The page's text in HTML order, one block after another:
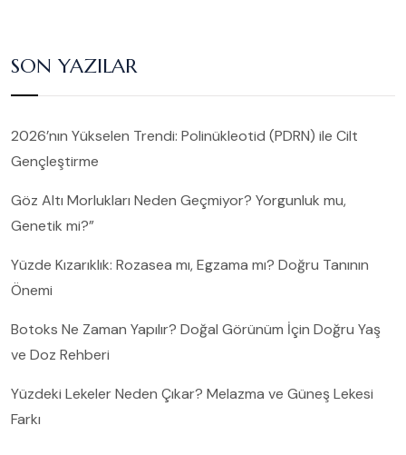
SON YAZILAR
2026’nın Yükselen Trendi: Polinükleotid (PDRN) ile Cilt
Gençleştirme
Göz Altı Morlukları Neden Geçmiyor? Yorgunluk mu,
Genetik mi?”
Yüzde Kızarıklık: Rozasea mı, Egzama mı? Doğru Tanının
Önemi
Botoks Ne Zaman Yapılır? Doğal Görünüm İçin Doğru Yaş
ve Doz Rehberi
Yüzdeki Lekeler Neden Çıkar? Melazma ve Güneş Lekesi
Farkı